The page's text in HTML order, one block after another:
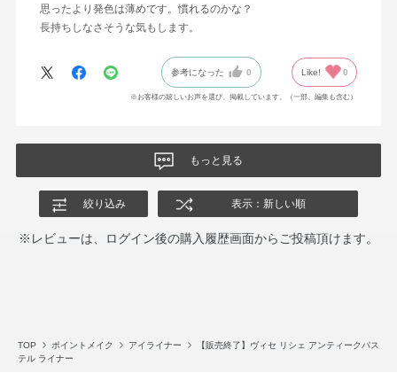
思ったより発色は薄めです。慣れるのかな？
長持ちしなさそうな気もします。
参考になった 0 Like! 0
※お客様の嬉しいお声を選び、掲載しています。（一部、編集も含む）
もっと見る
絞り込み 表示：新しい順
※レビューは、ログイン後の購入履歴画面からご投稿頂けます。
TOP ポイントメイク アイライナー
【販売終了】ヴィセ リシェ アンティークパス
テル ライナー